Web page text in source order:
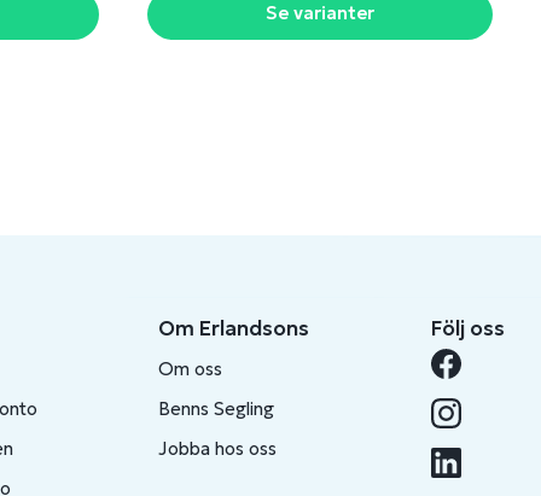
Se varianter
Om Erlandsons
Om oss
Benns Segling
Jobba hos oss
Följ oss